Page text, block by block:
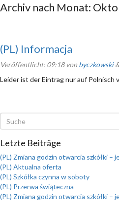
Archiv nach Monat:
(PL) Informacja
Veröffentlicht: 09:18von byczkowski
Leider ist der Eintrag nur auf Polnisch
Letzte Beiträge
(PL) Zmiana godzin otwarcia szkółki –
(PL) Aktualna oferta
(PL) Szkółka czynna w soboty
(PL) Przerwa świąteczna
(PL) Zmiana godzin otwarcia szkółki –